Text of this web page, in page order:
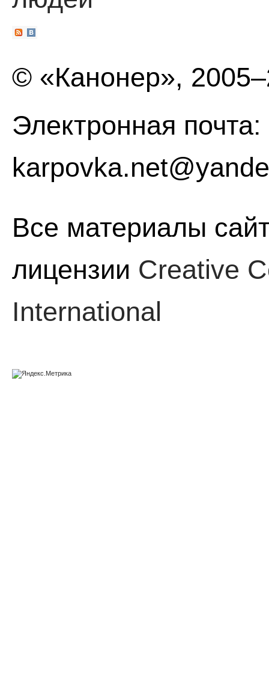
© «Канонер»,
Электронная почта:
Все материалы
лицензии Creative
International